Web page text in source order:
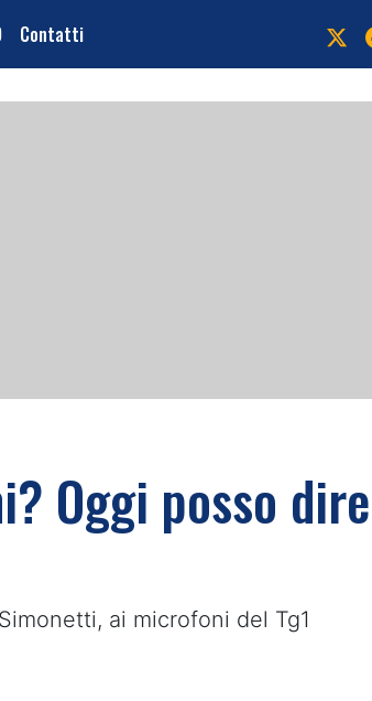
Contatti
Oggi posso
ai microfoni del Tg1